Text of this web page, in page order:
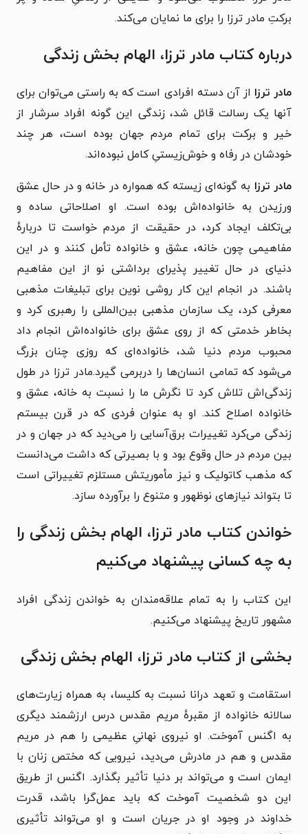
برکتِ مادر ترزا را برای ما نمایان می‌کند.
درباره کتاب مادر ترزا، الهام بخش زندگی
مادر ترزا از آن دسته افرادی است که به راستی می‌توان برای
آنها یک رسالت قائل شد، زندگی این گونه افراد سرشار از
خیر و برکت برای تمام مردم جهان بوده است، هر چند
خودشان در رفاه و خوش‌زیستیِ کامل نبوده‌اند.
مادر ترزا به گونه‌ای زیسته که همواره در خانه و در حال عشق
ورزیدن به خانواده‌اش بوده است. او اصلاحاتی ساده و
بی‌تکلف ایجاد کرد، در حقیقت از مردم خواست تا دربارهٔ
مفاهیمی چون خانه، عشق و خانواده تأمل کنند و در این
دنیای در حال تغییر پذیرای برداشتی نو از این مفاهیم
باشند. در انجام این کار روشی نوین برای تبلیغات مذهبی
معرفی کرد، یک سازمان مذهبی بین‌المللی را رهبری کرد و
بخاطر خدمتی که از روی عشق برای خانواده‌اش انجام داد
محبوب مردم دنیا شد، خانواده‌ای که روزی چنان بزرگ
می‌شود که تمامی انسان‌ها را دربرمی گیرد.مادر ترزا در طول
زندگی‌اش تلاش کرد تا نگرش ما را نسبت به خانه، عشق و
خانواده اصلاح کند. او به عنوان فردی که در قرن بیستم
زندگی می‌کرد تغییرات برق‌آسایی را می‌دید که در جهان و در
بین مردم در حال وقوع بود و با بصیرتی که داشت می‌دانست
که مذهب کاتولیک و نیز مأموریتش مستلزم تغییراتی است
تا بتواند نیازهای نوظهور و متنوع را برآورده سازد.
خواندن کتاب مادر ترزا، الهام بخش زندگی را
به چه کسانی پیشنهاد می‌کنیم
این کتاب را به تمام علاقه‌مندان به خواندن زندگی افراد
مشهور تاریخ پیشنهاد می‌کنیم.
بخشی از کتاب مادر ترزا، الهام بخش زندگی
استقامت و تعهد درانا نسبت به کلیسا، به همراه زیارت‌های
سالانه خانواده از مقبرهٔ مریم مقدس درس ارزشمند دیگری
به اگنس آموخت. او نیروی نهانیِ عظیمی را هم در مریم
مقدس و هم در مادرش می‌دید، نیرویی که مختص زنان با
ایمان است و می‌تواند بر دنیا تأثیر بگذارد. اگنس از طریق
این دو شخصیت آموخت که باید عمل‌گرا باشد، قدرت
خداوند در وجود او در جریان است و او می‌تواند تأثیری